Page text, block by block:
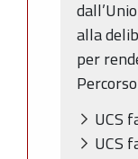
alla
per
UCS
UCS